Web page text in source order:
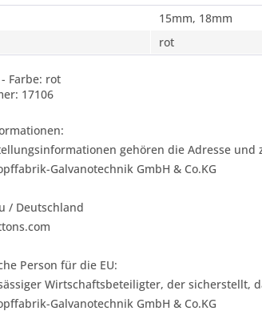
15mm, 18mm
rot
Farbe: rot
17106
gehören die Adresse
Galvanotechnik GmbH & Co.KG
/ Deutschland
Person für die EU:
Wirtschaftsbeteiligter, der
Galvanotechnik GmbH & Co.KG